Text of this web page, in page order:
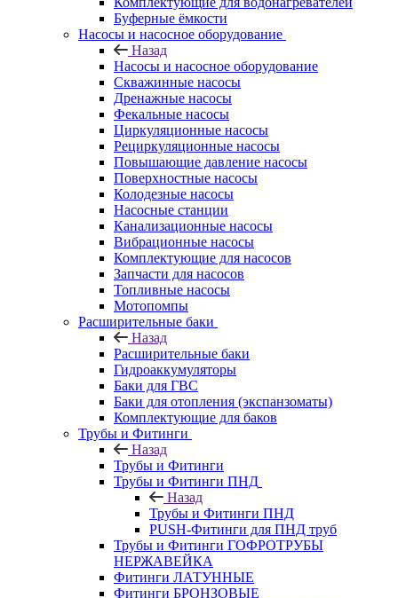
Буферные ёмкости
Насосы и насосное оборудование
Назад
Насосы и насосное оборудование
Скважинные насосы
Дренажные насосы
Фекальные насосы
Циркуляционные насосы
Рециркуляционные насосы
Повышающие давление насосы
Поверхностные насосы
Колодезные насосы
Насосные станции
Канализационные насосы
Вибрационные насосы
Комплектующие для насосов
Запчасти для насосов
Топливные насосы
Мотопомпы
Расширительные баки
Назад
Расширительные баки
Гидроаккумуляторы
Баки для ГВС
Баки для отопления (экспанзоматы)
Комплектующие для баков
Трубы и Фитинги
Назад
Трубы и Фитинги
Трубы и Фитинги ПНД
Назад
Трубы и Фитинги ПНД
PUSH-Фитинги для ПНД труб
Трубы и Фитинги ГОФРОТРУБЫ
НЕРЖАВЕЙКА
Фитинги ЛАТУННЫЕ
Фитинги БРОНЗОВЫЕ